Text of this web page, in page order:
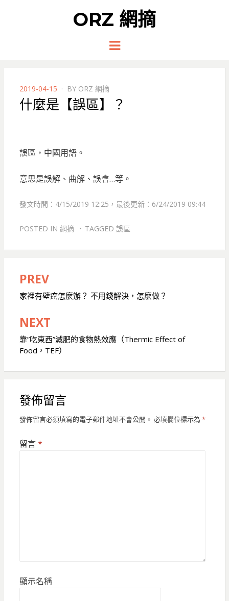
ORZ 網摘
Menu
POSTED
ON
2019-04-15 BY ORZ 網摘
什麼是【誤區】？
誤區，中國用語。
意思是誤解、曲解、誤會…等。
發文時間：4/15/2019 12:25，最後更新：6/24/2019 09:44
POSTED IN 網摘 TAGGED 誤區
文
章
導
覽
PREV
家裡有壁癌怎麼辦？ 不用錢解決，怎麼做？
NEXT
靠”吃東西”減肥的食物熱效應（Thermic Effect of
Food，TEF）
發佈留言
發佈留言必須填寫的電子郵件地址不會公開。 必填欄位標示為 *
留言*
顯示名稱